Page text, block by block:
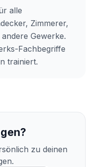
alle
Zimmerer,
Gewerke.
Fachbegriffe
trainiert.
zu deinen